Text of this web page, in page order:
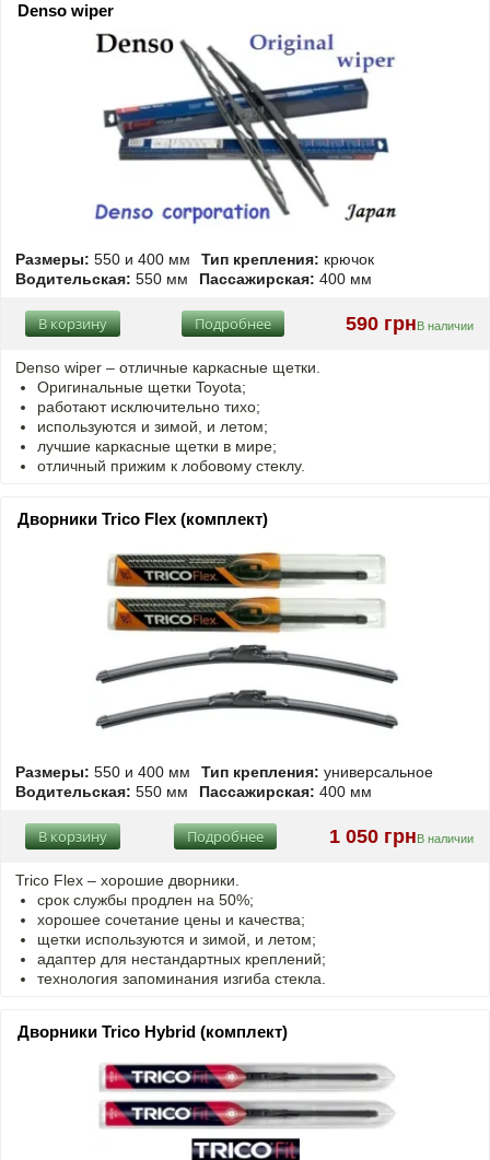
Denso wiper
Размеры: 550 и 400 мм Тип крепления: крючок
Водительская: 550 мм Пассажирская: 400 мм
590 грн В наличии
Подробнее
В корзину
Denso wiper – отличные каркасные щетки.
Оригинальные щетки Toyota;
работают исключительно тихо;
используются и зимой, и летом;
лучшие каркасные щетки в мире;
отличный прижим к лобовому стеклу.
Дворники Trico Flex (комплект)
Размеры: 550 и 400 мм Тип крепления: универсальное
Водительская: 550 мм Пассажирская: 400 мм
1 050 грн В наличии
Подробнее
В корзину
Trico Flex – хорошие дворники.
срок службы продлен на 50%;
хорошее сочетание цены и качества;
щетки используются и зимой, и летом;
адаптер для нестандартных креплений;
технология запоминания изгиба стекла.
Дворники Trico Hybrid (комплект)